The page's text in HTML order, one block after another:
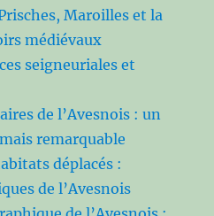
Maroilles et la
médiévaux
seigneuriales et
de l’Avesnois : un
remarquable
déplacés :
de l’Avesnois